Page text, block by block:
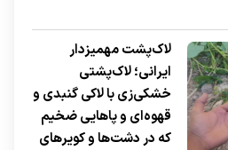
لاک‌پشت مهمیزدار
ایرانی؛ لاک‌پشتی
خشکی‌زی با لاکی گنبدی و
قهوه‌ای و پا‌هایی ضخیم
که در دشت‌ها و کویر‌های